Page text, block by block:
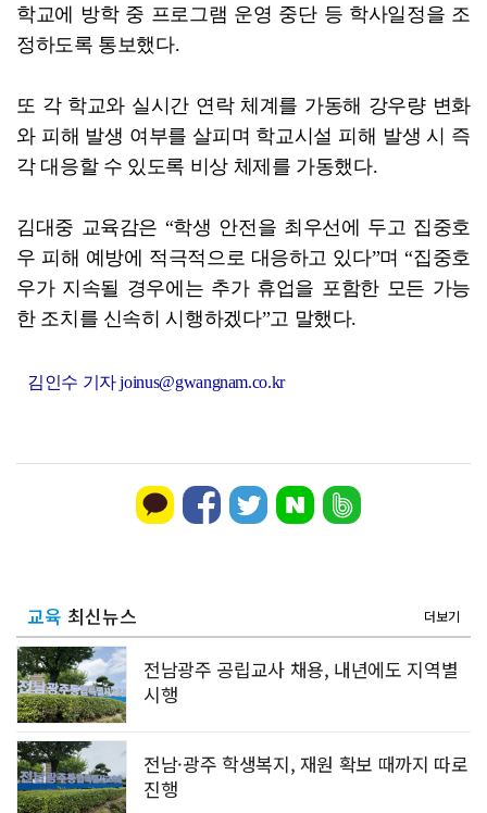
학교에 방학 중 프로그램 운영 중단 등 학사일정을 조
정하도록 통보했다.
또 각 학교와 실시간 연락 체계를 가동해 강우량 변화
와 피해 발생 여부를 살피며 학교시설 피해 발생 시 즉
각 대응할 수 있도록 비상 체제를 가동했다.
김대중 교육감은 “학생 안전을 최우선에 두고 집중호
우 피해 예방에 적극적으로 대응하고 있다”며 “집중호
우가 지속될 경우에는 추가 휴업을 포함한 모든 가능
한 조치를 신속히 시행하겠다”고 말했다.
김인수 기자 joinus@gwangnam.co.kr
교육 최신뉴스 더보기
전남광주 공립교사 채용, 내년에도 지역별
시행
전남·광주 학생복지, 재원 확보 때까지 따로
진행